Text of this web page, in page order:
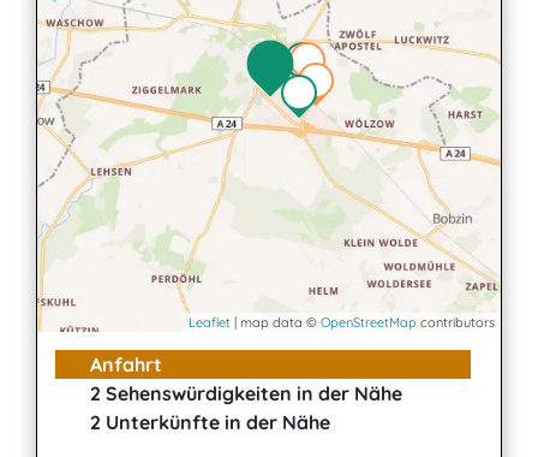
Leaflet | map data © OpenStreetMap contributors
Anfahrt
2 Sehenswürdigkeiten in der Nähe
2 Unterkünfte in der Nähe